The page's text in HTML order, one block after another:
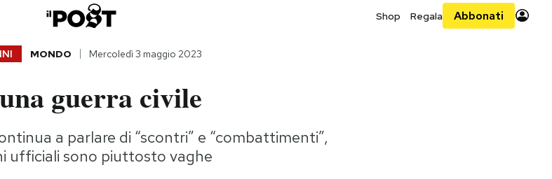
Shop Regala Abbonati
MONDO Mercoledì 3 maggio 2023
guerra civile
a parlare di “scontri” e “combattimenti”,
ufficiali sono piuttosto vaghe